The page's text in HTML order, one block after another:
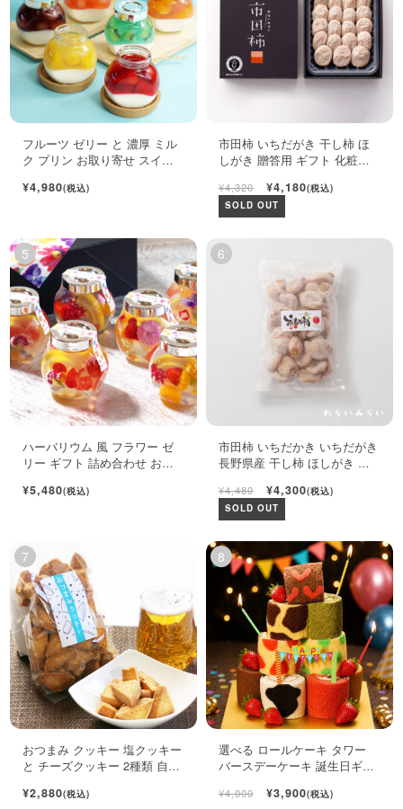
フルーツ ゼリー と 濃厚 ミル
ク プリン お取り寄せ スイー
¥4,980(税込)
市田柿 いちだがき 干し柿 ほ
しがき 贈答用 ギフト 化粧箱
¥4,320 ¥4,180(税込)
SOLD OUT
ハーバリウム 風 フラワー ゼ
リー ギフト 詰め合わせ おし
¥5,480(税込)
市田柿 いちだかき いちだがき
長野県産 干し柿 ほしがき い
¥4,480 ¥4,300(税込)
SOLD OUT
おつまみ クッキー 塩クッキー
と チーズクッキー 2種類 自宅
¥2,880(税込)
選べる ロールケーキ タワー
バースデーケーキ 誕生日ギフ
¥4,000 ¥3,900(税込)